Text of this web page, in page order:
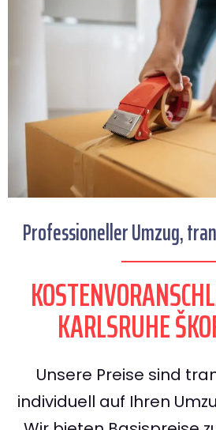
Professioneller Umzug,
KARLSRUHE
Unsere Preise sind
individuell auf Ihren